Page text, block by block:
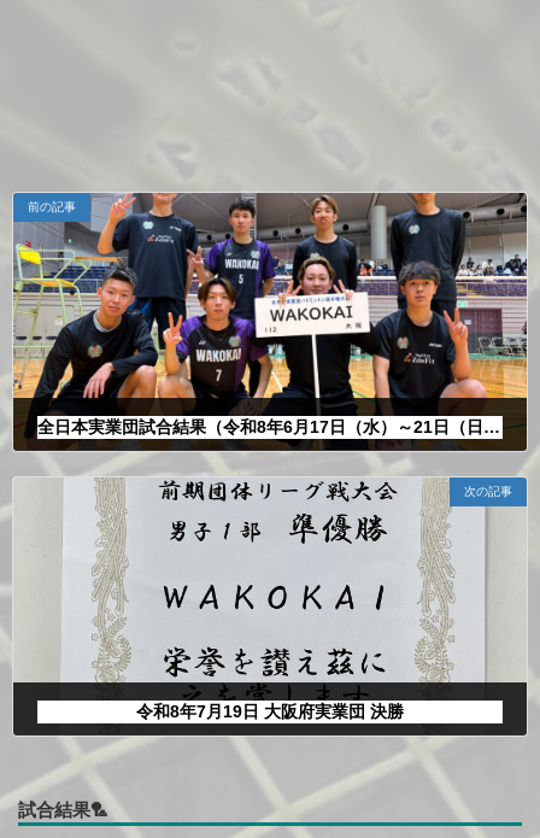
前の記事
全日本実業団試合結果（令和8年6月17日（水）～21日（日））
2026年6月24日
次の記事
令和8年7月19日 大阪府実業団 決勝
2026年7月30日
試合結果